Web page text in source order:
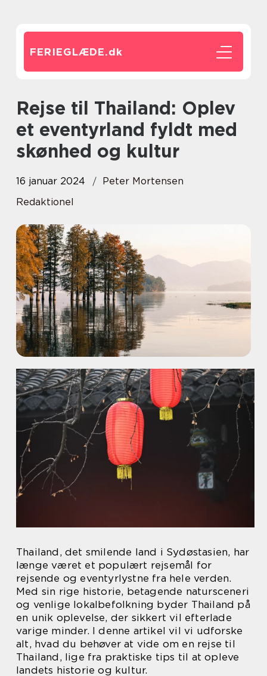
FERIEGLÆDE.dk
Rejse til Thailand: Oplev
et eventyrland fyldt med
skønhed og kultur
16 januar 2024
Peter Mortensen
Redaktionel
Thailand, det smilende land i Sydøstasien, har
længe været et populært rejsemål for
rejsende og eventyrlystne fra hele verden.
Med sin rige historie, betagende natursceneri
og venlige lokalbefolkning byder Thailand på
en unik oplevelse, der sikkert vil efterlade
varige minder. I denne artikel vil vi udforske
alt, hvad du behøver at vide om en rejse til
Thailand, lige fra praktiske tips til at opleve
landets historie og kultur.